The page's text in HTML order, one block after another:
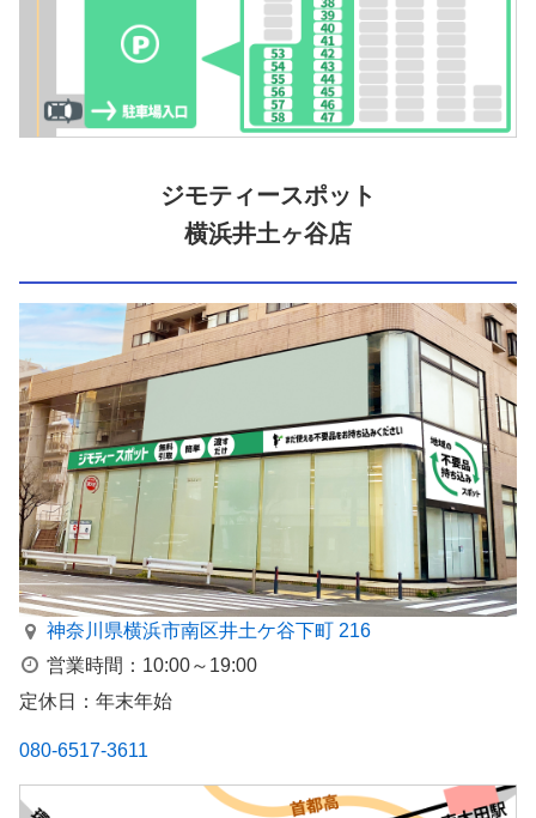
ジモティースポット
横浜井土ヶ谷店
神奈川県横浜市南区井⼟ケ⾕下町 216
営業時間：10:00～19:00
定休日：年末年始
080-6517-3611